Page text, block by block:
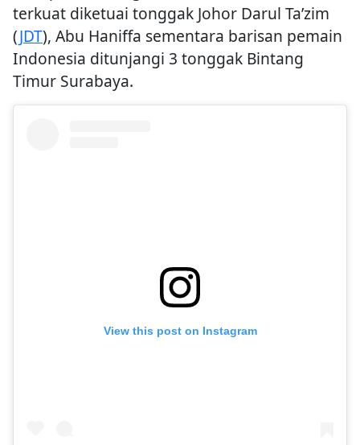
terkuat diketuai tonggak Johor Darul Ta’zim
(JDT), Abu Haniffa sementara barisan pemain
Indonesia ditunjangi 3 tonggak Bintang
Timur Surabaya.
View this post on Instagram